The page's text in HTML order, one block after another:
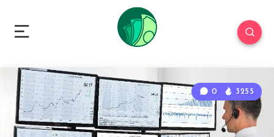
0 3255